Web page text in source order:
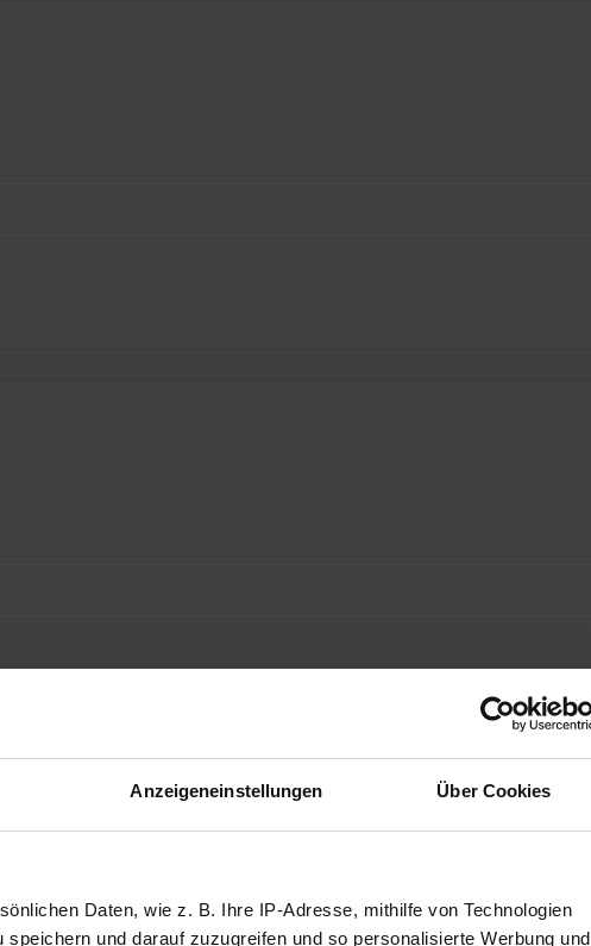
Anzeigeneinstellungen Über Cookies
Daten, wie z. B. Ihre IP-Adresse, mithilfe von Technologien
und darauf zuzugreifen und so personalisierte Werbung und